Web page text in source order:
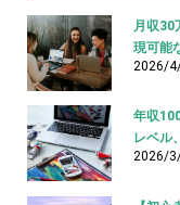
月収30
現可能
2026/
年収
レベル
2026/